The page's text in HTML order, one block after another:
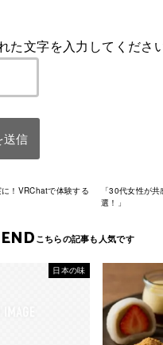
た文字を入力してください
！VRChatで体験する
「30代女性が
選！」
日本の味